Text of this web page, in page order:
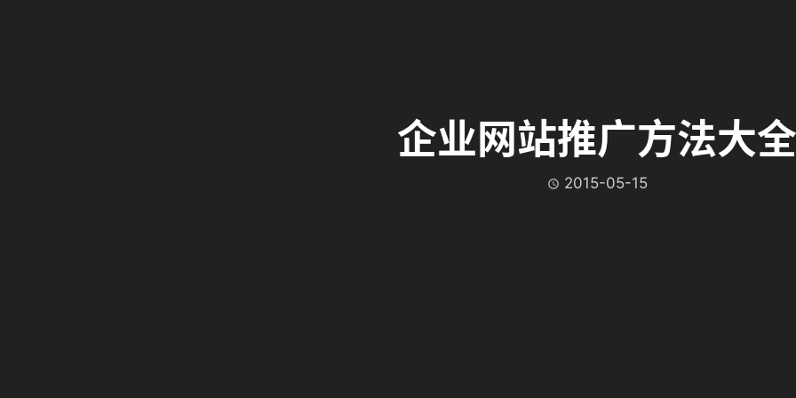
企业网站推广方法大全
 2015-05-15